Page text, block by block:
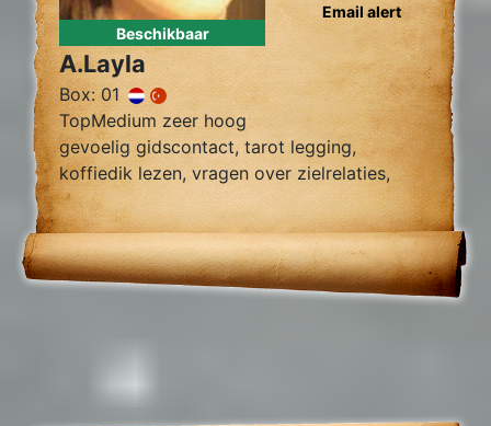
Beschikbaar
Email alert
A.Layla
Box: 01
TopMedium zeer hoog
gevoelig gidscontact, tarot legging,
koffiedik lezen, vragen over zielrelaties,
werk, financiën wegnemen van blokkades,
relatie herstel